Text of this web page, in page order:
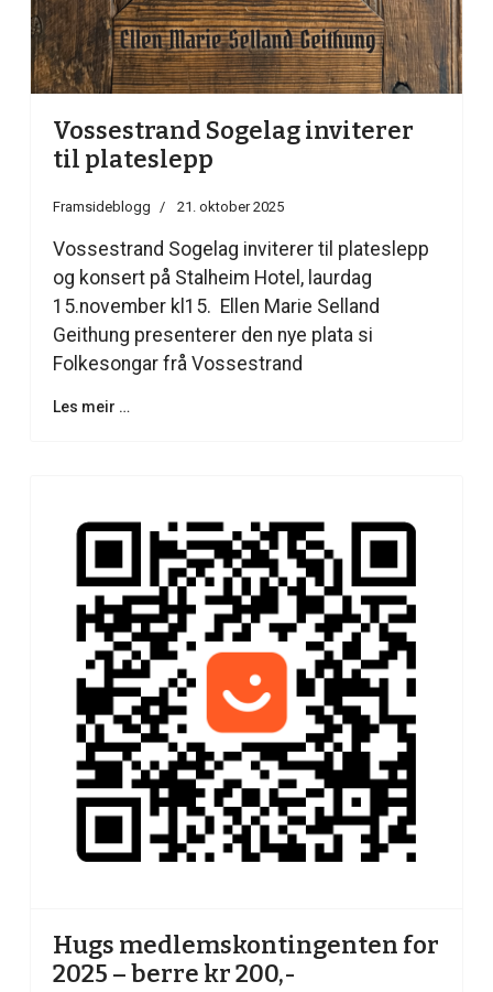
Vossestrand Sogelag inviterer
til plateslepp
Framsideblogg 21. oktober 2025
Vossestrand Sogelag inviterer til plateslepp
og konsert på Stalheim Hotel, laurdag
15.november kl15. Ellen Marie Selland
Geithung presenterer den nye plata si
Folkesongar frå Vossestrand
Les meir …
Hugs medlemskontingenten for
2025 – berre kr 200,-